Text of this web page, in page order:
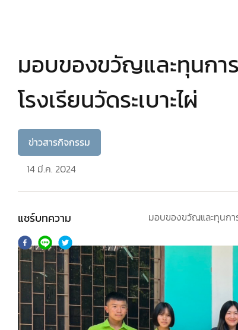
มอบของขวัญและทุนกา
โรงเรียนวัดระเบาะไผ่
ข่าวสารกิจกรรม
14 มี.ค. 2024
แชร์บทความ มอบของขวัญและทุนกา